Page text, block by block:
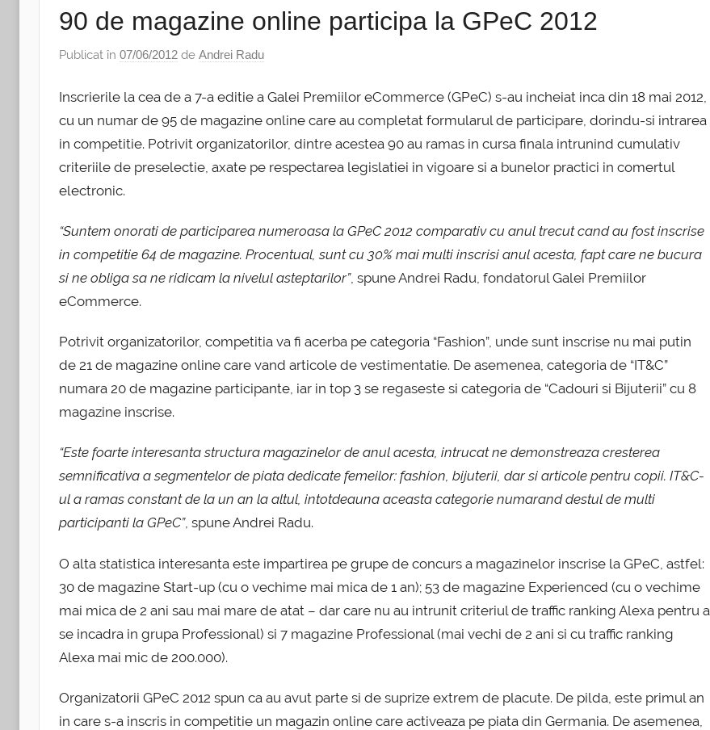
90 de magazine online participa la GPeC 2012
Publicat în 07/06/2012 de Andrei Radu
Inscrierile la cea de a 7-a editie a Galei Premiilor eCommerce (GPeC) s-au incheiat inca din 18 mai 2012,
cu un numar de 95 de magazine online care au completat formularul de participare, dorindu-si intrarea
in competitie. Potrivit organizatorilor, dintre acestea 90 au ramas in cursa finala intrunind cumulativ
criteriile de preselectie, axate pe respectarea legislatiei in vigoare si a bunelor practici in comertul
electronic.
“Suntem onorati de participarea numeroasa la GPeC 2012 comparativ cu anul trecut cand au fost inscrise
in competitie 64 de magazine. Procentual, sunt cu 30% mai multi inscrisi anul acesta, fapt care ne bucura
si ne obliga sa ne ridicam la nivelul asteptarilor”, spune Andrei Radu, fondatorul Galei Premiilor
eCommerce.
Potrivit organizatorilor, competitia va fi acerba pe categoria “Fashion”, unde sunt inscrise nu mai putin
de 21 de magazine online care vand articole de vestimentatie. De asemenea, categoria de “IT&C”
numara 20 de magazine participante, iar in top 3 se regaseste si categoria de “Cadouri si Bijuterii” cu 8
magazine inscrise.
“Este foarte interesanta structura magazinelor de anul acesta, intrucat ne demonstreaza cresterea
semnificativa a segmentelor de piata dedicate femeilor: fashion, bijuterii, dar si articole pentru copii. IT&C-
ul a ramas constant de la un an la altul, intotdeauna aceasta categorie numarand destul de multi
participanti la GPeC”, spune Andrei Radu.
O alta statistica interesanta este impartirea pe grupe de concurs a magazinelor inscrise la GPeC, astfel:
30 de magazine Start-up (cu o vechime mai mica de 1 an); 53 de magazine Experienced (cu o vechime
mai mica de 2 ani sau mai mare de atat – dar care nu au intrunit criteriul de traffic ranking Alexa pentru a
se incadra in grupa Professional) si 7 magazine Professional (mai vechi de 2 ani si cu traffic ranking
Alexa mai mic de 200.000).
Organizatorii GPeC 2012 spun ca au avut parte si de suprize extrem de placute. De pilda, este primul an
in care s-a inscris in competitie un magazin online care activeaza pe piata din Germania. De asemenea,